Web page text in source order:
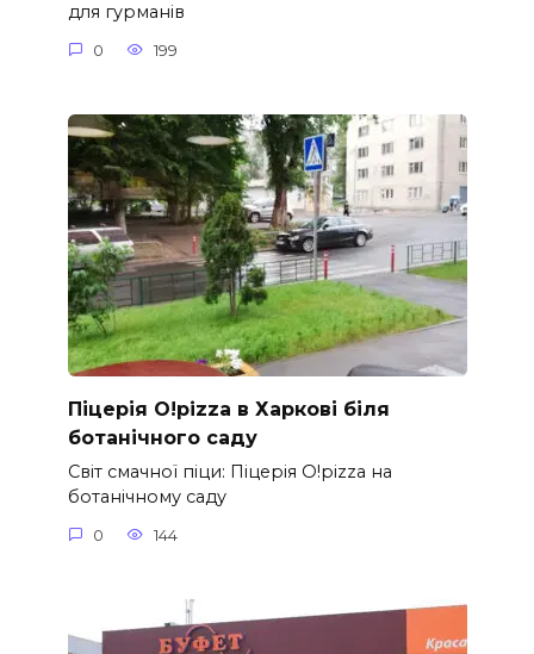
для гурманів
0 199
Піцерія O!pizza в Харкові біля
ботанічного саду
Світ смачної піци: Піцерія O!pizza на
ботанічному саду
0 144